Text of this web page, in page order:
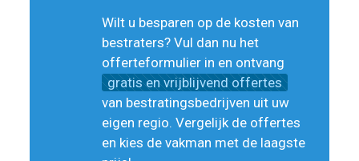
Wilt u besparen op de kosten van
bestraters? Vul dan nu het
offerteformulier in en ontvang
gratis en vrijblijvend offertes
van bestratingsbedrijven uit uw
eigen regio. Vergelijk de offertes
en kies de vakman met de laagste